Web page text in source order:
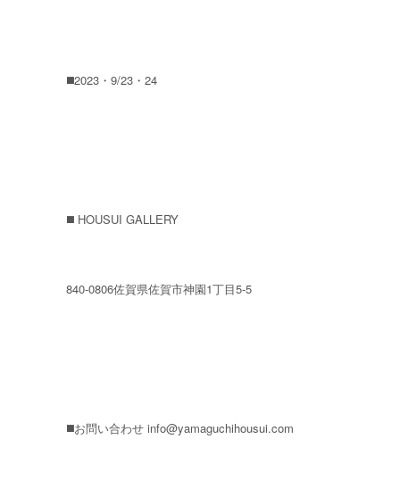
◼️2023・9/23・24
◼️ HOUSUI GALLERY
840-0806佐賀県佐賀市神園1丁目5-5
◼️お問い合わせ info@yamaguchihousui.com